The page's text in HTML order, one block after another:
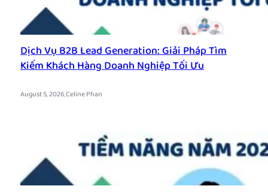
Dịch Vụ B2B Lead Generation: Giải Pháp Tìm
Kiếm Khách Hàng Doanh Nghiệp Tối Ưu
August 5, 2026.Celine Phan